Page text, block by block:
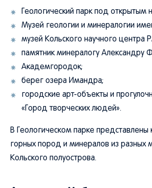
Геологический парк под открытым
Музей геологии и минералогии
музей Кольского научного центра
памятник минералогу Александру
Академгородок;
берег озера Имандра;
городские арт-объекты и
«Город творческих людей».
В Геологическом парке представлены
горных пород и минералов из разных
Кольского полуострова.